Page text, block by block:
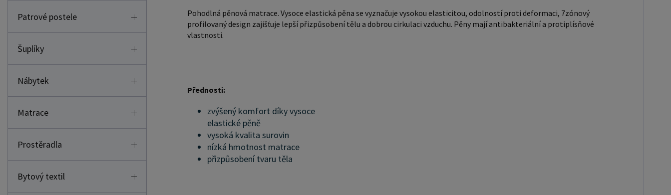
Patrové postele
Šuplíky
Nábytek
Matrace
Prostěradla
Bytový textil
Pohodlná pěnová matrace. Vysoce elastická pěna se vyznačuje vysokou elasticitou, odolností proti deformaci, 7zónový
profilovaný design zajišťuje lepší přizpůsobení tělu a dobrou cirkulaci vzduchu. Pěny mají antibakteriální a protiplísňové
vlastnosti.
Přednosti:
zvýšený komfort díky vysoce
elastické pěně
vysoká kvalita surovin
nízká hmotnost matrace
přizpůsobení tvaru těla